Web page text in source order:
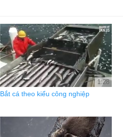
1:28
Bắt cá theo kiểu công nghiệp